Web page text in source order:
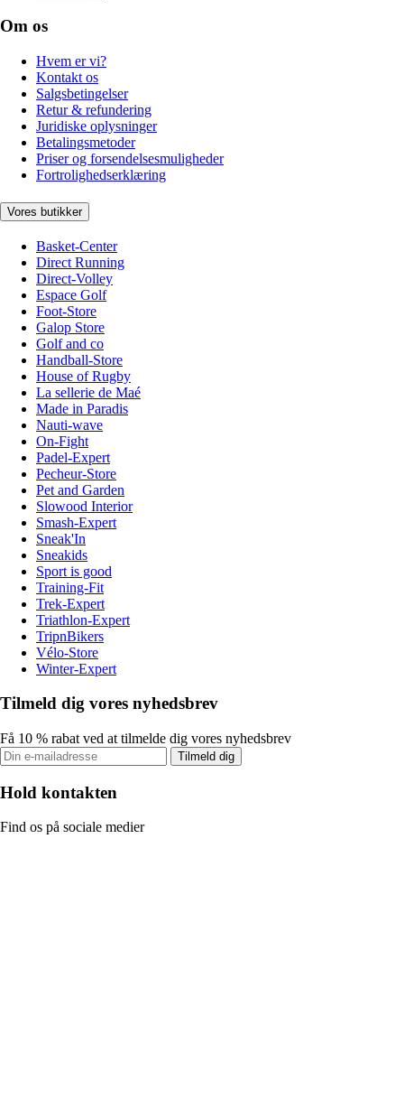
Om os
Hvem er vi?
Kontakt os
Salgsbetingelser
Retur & refundering
Juridiske oplysninger
Betalingsmetoder
Priser og forsendelsesmuligheder
Fortrolighedserklæring
Vores butikker
Basket-Center
Direct Running
Direct-Volley
Espace Golf
Foot-Store
Galop Store
Golf and co
Handball-Store
House of Rugby
La sellerie de Maé
Made in Paradis
Nauti-wave
On-Fight
Padel-Expert
Pecheur-Store
Pet and Garden
Slowood Interior
Smash-Expert
Sneak'In
Sneakids
Sport is good
Training-Fit
Trek-Expert
Triathlon-Expert
TripnBikers
Vélo-Store
Winter-Expert
Tilmeld dig vores nyhedsbrev
Få 10 % rabat ved at tilmelde dig vores nyhedsbrev
Tilmeld dig
Hold kontakten
Find os på sociale medier